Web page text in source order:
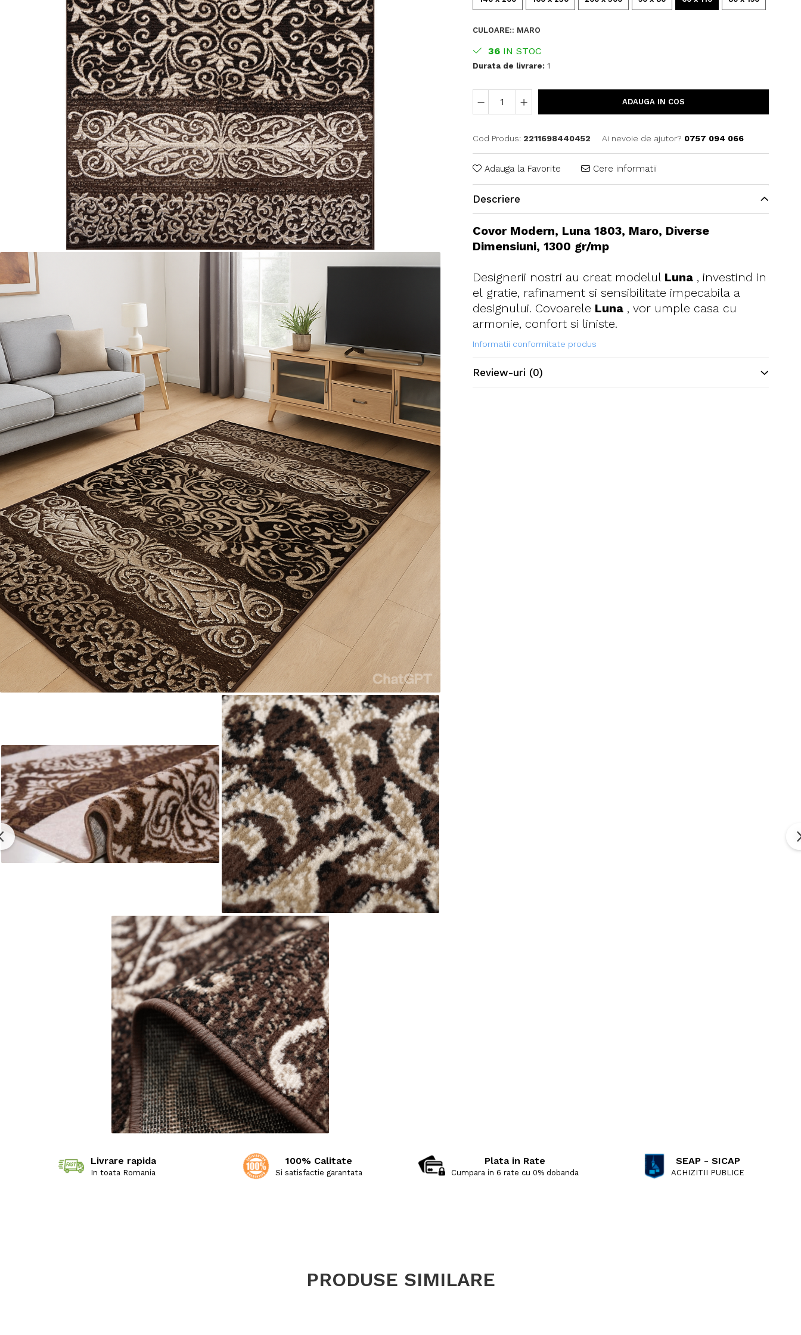
CULOARE:: MARO
36IN STOC
Durata de livrare:1
ADAUGA IN COS
Cod Produs: 2211698440452 Ai nevoie de ajutor? 0757 094 066
Adauga la Favorite Cere informatii
Descriere
Covor Modern, Luna 1803, Maro, Diverse
Dimensiuni, 1300 gr/mp
Designerii nostri au creat modelul Luna , investind in
el gratie, rafinament si sensibilitate impecabila a
designului. Covoarele Luna , vor umple casa cu
armonie, confort si liniste.
Informatii conformitate produs
Review-uri (0)
Livrare rapida
In toata Romania
100% Calitate
Si satisfactie garantata
Plata in Rate
Cumpara in 6 rate cu 0% dobanda
SEAP - SICAP
ACHIZITII PUBLICE
PRODUSE SIMILARE